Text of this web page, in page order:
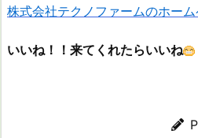
株式会社テクノファームのホー
いいね！！来てくれたらいいね